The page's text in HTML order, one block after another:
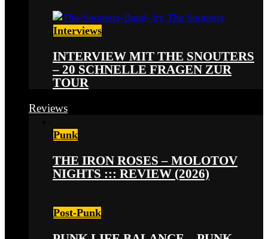
Interviews
INTERVIEW MIT THE SNOUTERS
– 20 SCHNELLE FRAGEN ZUR
TOUR
Reviews
Punk
THE IRON ROSES – MOLOTOV
NIGHTS ::: REVIEW (2026)
Post-Punk